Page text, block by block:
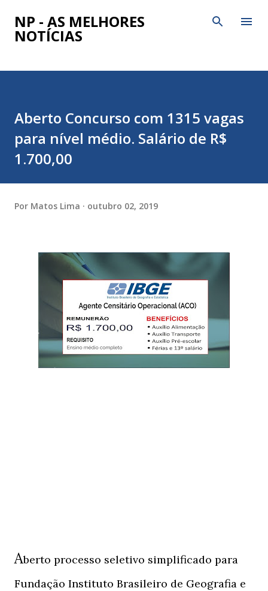
Pular para o conteúdo principal
NP - AS MELHORES
NOTÍCIAS
Aberto Concurso com 1315 vagas
para nível médio. Salário de R$
1.700,00
Por Matos Lima outubro 02, 2019
Aberto processo seletivo simplificado para
Fundação Instituto Brasileiro de Geografia e